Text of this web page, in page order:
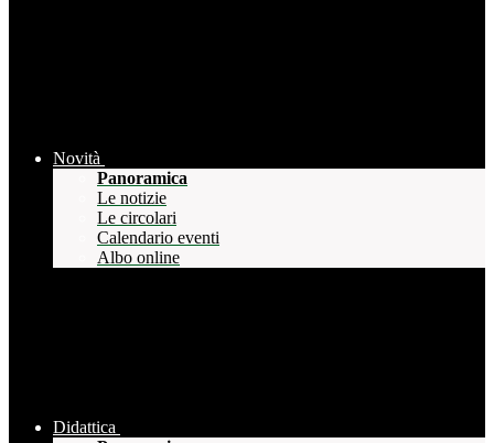
Novità
Panoramica
Le notizie
Le circolari
Calendario eventi
Albo online
Didattica